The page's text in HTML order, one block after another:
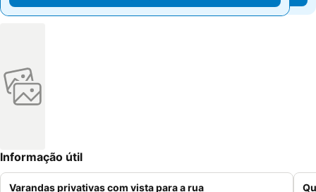
Informação útil
Varandas privativas com vista para a rua